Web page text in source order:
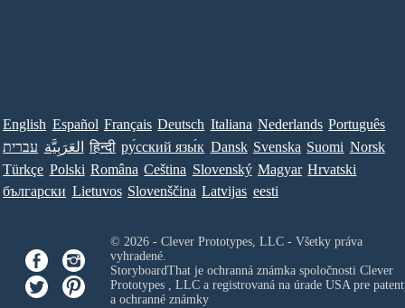
English Español Français Deutsch Italiana Nederlands Português
עברית العَرَبِيَّة हिन्दी ру́сский язы́к Dansk Svenska Suomi Norsk
Türkçe Polski Româna Ceština Slovenský Magyar Hrvatski
български Lietuvos Slovenščina Latvijas eesti
© 2026 - Clever Prototypes, LLC - Všetky práva
vyhradené.
StoryboardThat je ochranná známka spoločnosti Clever
Prototypes , LLCa registrovaná na úrade USA pre
a ochranné známky